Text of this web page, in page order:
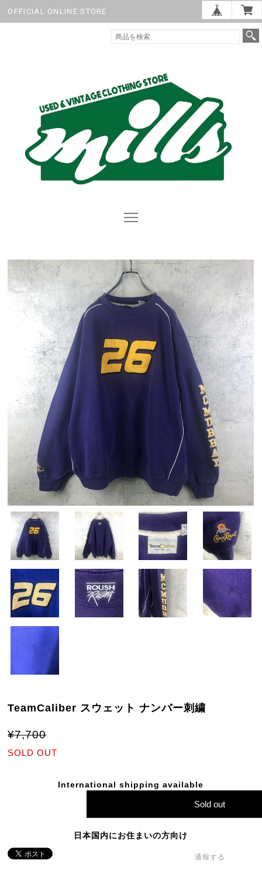
OFFICIAL ONLINE STORE
TeamCaliber スウェット ナンバー刺繍
¥7,700
SOLD OUT
International shipping available
Sold out
日本国内にお住まいの方向け
通報する